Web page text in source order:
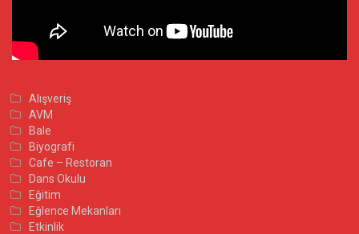
Alışveriş
AVM
Bale
Biyografi
Cafe – Restoran
Dans Okulu
Eğitim
Eğlence Mekanları
Etkinlik